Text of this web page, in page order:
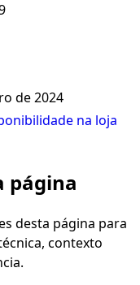
de 2024
na loja
página
desta página para
contexto